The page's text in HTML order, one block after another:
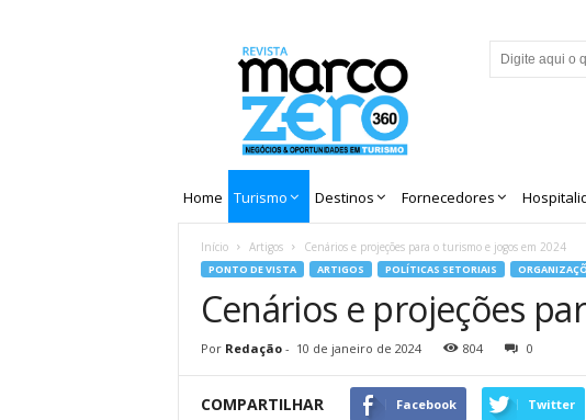
Home Turismo Destinos Fornecedores
Início Artigos Cenários e projeções para o turismo e jogos em 2024
PONTO DE VISTA ARTIGOS POLÍTICAS SETORIAIS
Cenários e projeções
Por Redação- 10 de janeiro de 2024 804 0
COMPARTILHAR Facebook Twitter